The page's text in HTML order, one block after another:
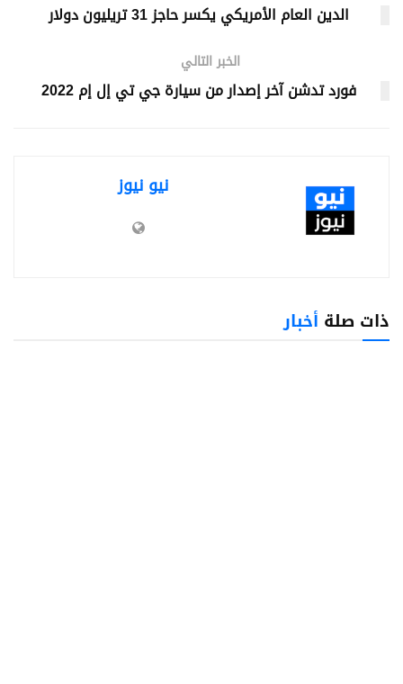
الدين العام الأمريكي يكسر حاجز 31 تريليون دولار
الخبر التالي
فورد تدشن آخر إصدار من سيارة جي تي إل إم 2022
نيو نيوز
ذات صلة أخبار